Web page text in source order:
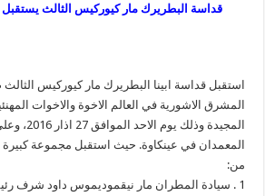
قداسة البطريرك مار كيوركيس الثالث يستقبل
استقبل قداسة ابينا البطريرك مار كيوركيس
المشرق الاشورية في العالم الاخوة والاخوات
المجيدة
المعمدان في عينكاوة. حيث استقبل مجموعة
من:
1 . سيادة المطران مار نيقموديموس داود شرف